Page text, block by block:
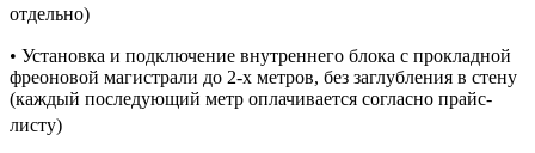
отдельно)
• Установка и подключение внутреннего блока с прокладной
фреоновой магистрали до 2-х метров, без заглубления в стену
(каждый последующий метр оплачивается согласно прайс-
листу)